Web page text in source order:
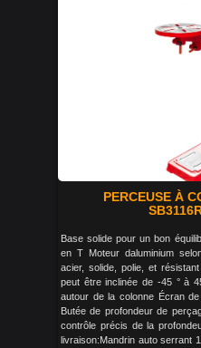
PERCEUSE À
Base solide pour un bon
en T Moteur daluminium
acier, solide, polie, et
peut être inclinée de -45 ° à
autour de la colonne Écran
Butée de profondeur de
contrôle précis de la
livraison:Mandrin auto serrant